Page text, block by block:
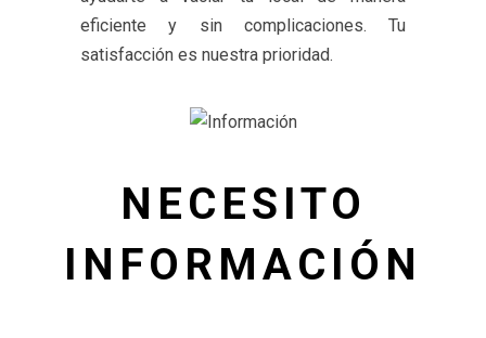
eficiente y sin complicaciones. Tu
satisfacción es nuestra prioridad.
NECESITO
INFORMACIÓN